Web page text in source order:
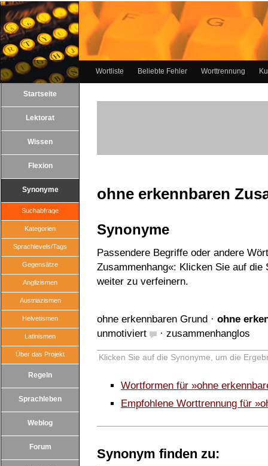
Wortliste Beliebte Fehler Worttrennung
Startseite
Lektorat
Wissen
Flexion
Synonyme
Suchabfrage
Kategorien
Sprachlevels/Tags
Gegensätze
Anglizismen
Austriazismen
Helvetismen
Latinismen
Über das Projekt
Regeln
Sprachleben
Weblog
Forum
ohne erkennbaren
Synonyme
Passendere Begriffe oder andere
Zusammenhang«: Klicken Sie auf
weiter zu verfeinern.
ohne erkennbaren Grund · ohne
unmotiviert
· zusammenhanglos
Klicken Sie auf die Synonyme, um die
Wortformen für »ohne
Empfohlene Worttrennung für
Synonym finden zu: